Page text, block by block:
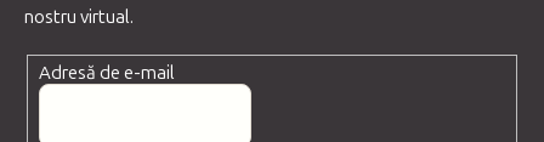
nostru virtual.
Adresă de e-mail